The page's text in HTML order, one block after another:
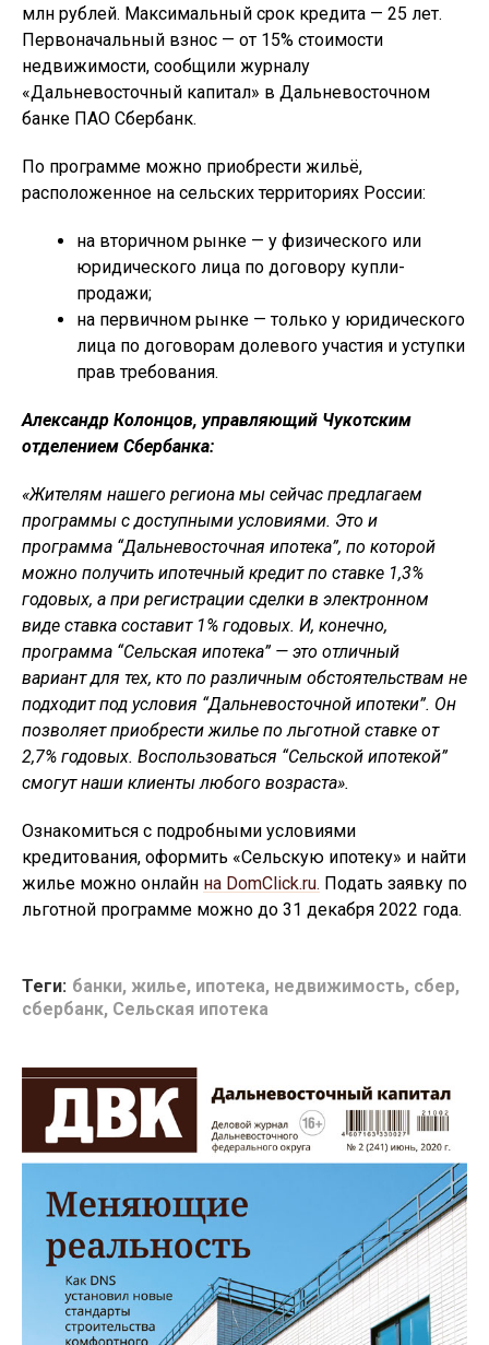
млн рублей. Максимальный срок кредита — 25 лет.
Первоначальный взнос — от 15% стоимости
недвижимости, сообщили журналу
«Дальневосточный капитал» в Дальневосточном
банке ПАО Сбербанк.
По программе можно приобрести жильё,
расположенное на сельских территориях России:
на вторичном рынке — у физического или
юридического лица по договору купли-
продажи;
на первичном рынке — только у юридического
лица по договорам долевого участия и уступки
прав требования.
Александр Колонцов, управляющий Чукотским
отделением Сбербанка:
«Жителям нашего региона мы сейчас предлагаем
программы с доступными условиями. Это и
программа “Дальневосточная ипотека”, по которой
можно получить ипотечный кредит по ставке 1,3%
годовых, а при регистрации сделки в электронном
виде ставка составит 1% годовых. И, конечно,
программа “Сельская ипотека” — это отличный
вариант для тех, кто по различным обстоятельствам не
подходит под условия “Дальневосточной ипотеки”. Он
позволяет приобрести жилье по льготной ставке от
2,7% годовых. Воспользоваться “Сельской ипотекой”
смогут наши клиенты любого возраста».
Ознакомиться с подробными условиями
кредитования, оформить «Сельскую ипотеку» и найти
жилье можно онлайн на DomClick.ru. Подать заявку по
льготной программе можно до 31 декабря 2022 года.
Теги: банки, жилье, ипотека, недвижимость, сбер,
сбербанк, Сельская ипотека